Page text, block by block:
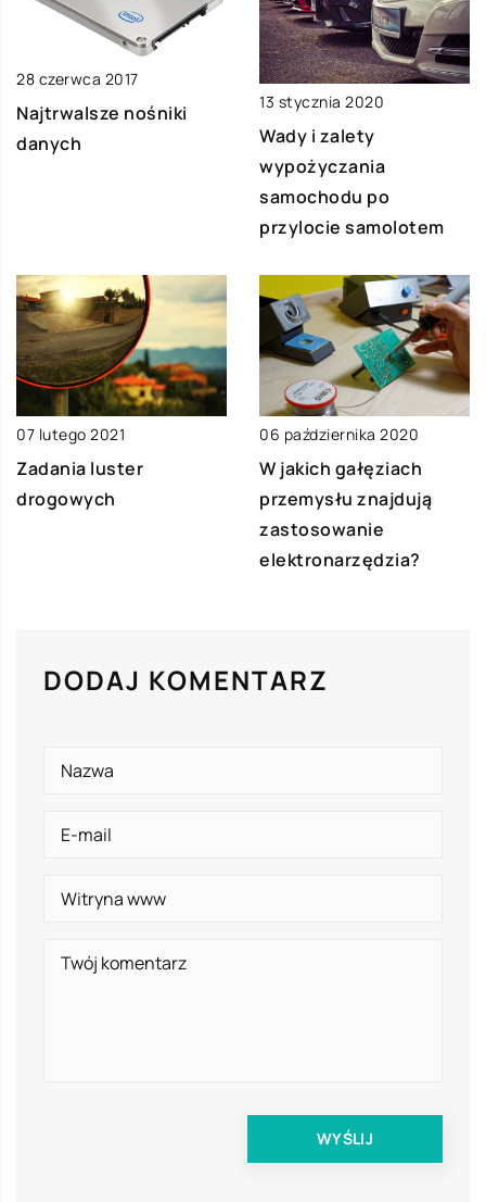
28 czerwca 2017
Najtrwalsze nośniki
danych
13 stycznia 2020
Wady i zalety
wypożyczania
samochodu po
przylocie samolotem
07 lutego 2021
Zadania luster
drogowych
06 października 2020
W jakich gałęziach
przemysłu znajdują
zastosowanie
elektronarzędzia?
DODAJ KOMENTARZ